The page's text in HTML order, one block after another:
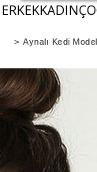
ERKEKKADIN
> Aynalı Kedi